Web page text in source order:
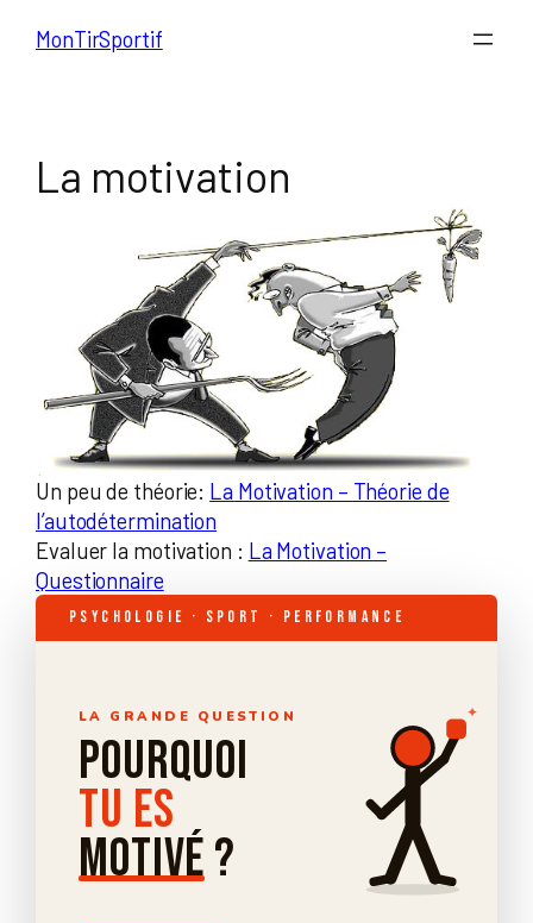
MonTirSportif
La motivation
Un peu de théorie: La Motivation – Théorie de
l’autodétermination
Evaluer la motivation : La Motivation –
Questionnaire
Psychologie · Sport · Performance
LA GRANDE QUESTION
POURQUOI
TU ES
MOTIVÉ?
✦